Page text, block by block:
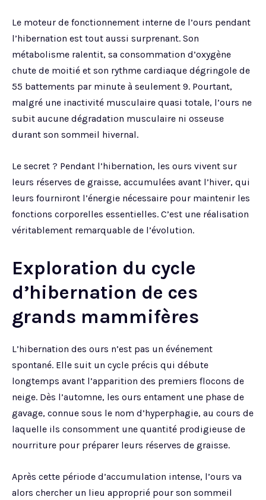
Le moteur de fonctionnement interne de l’ours pendant
l’hibernation est tout aussi surprenant. Son
métabolisme ralentit, sa consommation d’oxygène
chute de moitié et son rythme cardiaque dégringole de
55 battements par minute à seulement 9. Pourtant,
malgré une inactivité musculaire quasi totale, l’ours ne
subit aucune dégradation musculaire ni osseuse
durant son sommeil hivernal.
Le secret ? Pendant l’hibernation, les ours vivent sur
leurs réserves de graisse, accumulées avant l’hiver, qui
leurs fourniront l’énergie nécessaire pour maintenir les
fonctions corporelles essentielles. C’est une réalisation
véritablement remarquable de l’évolution.
Exploration du cycle
d’hibernation de ces
grands mammifères
L’hibernation des ours n’est pas un événement
spontané. Elle suit un cycle précis qui débute
longtemps avant l’apparition des premiers flocons de
neige. Dès l’automne, les ours entament une phase de
gavage, connue sous le nom d’hyperphagie, au cours de
laquelle ils consomment une quantité prodigieuse de
nourriture pour préparer leurs réserves de graisse.
Après cette période d’accumulation intense, l’ours va
alors chercher un lieu approprié pour son sommeil